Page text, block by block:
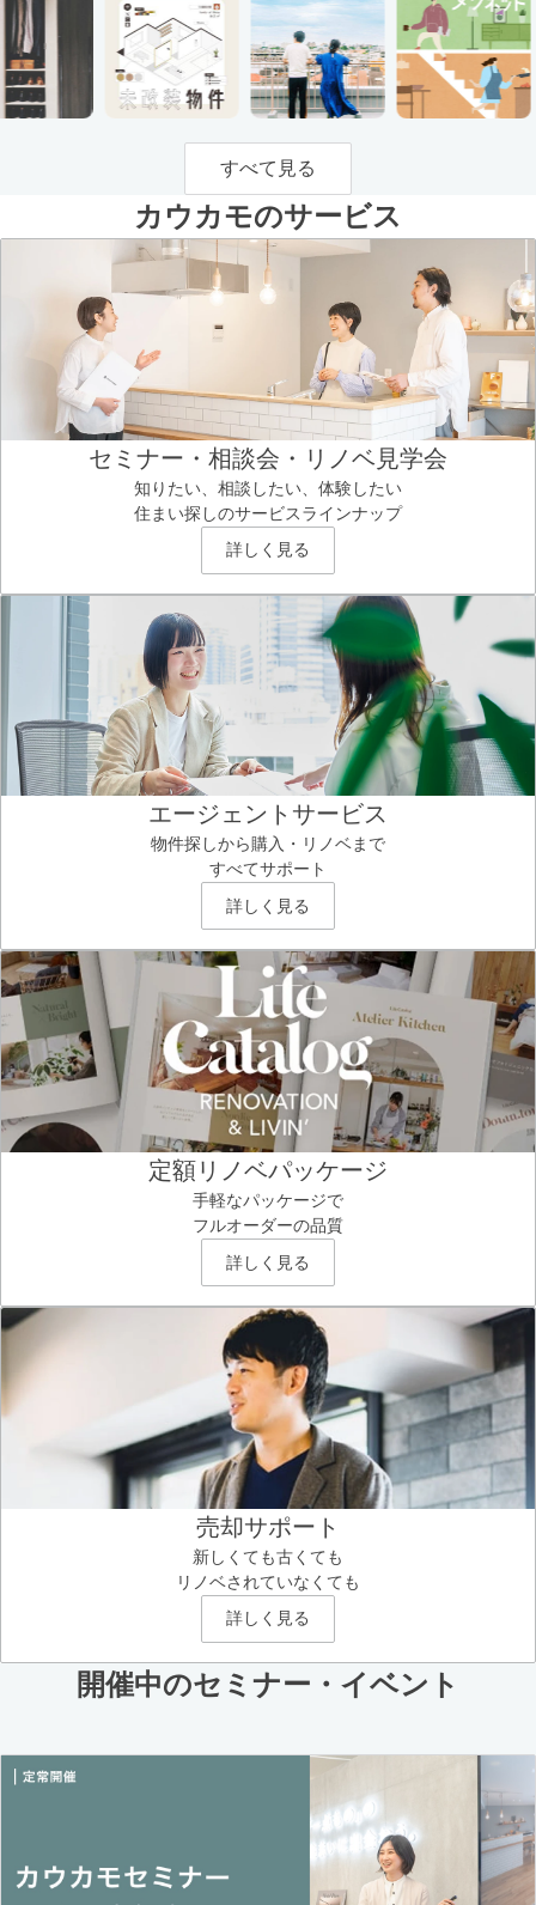
すべて見る
カウカモのサービス
セミナー・相談会・リノベ見学会
知りたい、相談したい、体験したい
住まい探しのサービスラインナップ
詳しく見る
エージェントサービス
物件探しから購入・リノベまで
すべてサポート
詳しく見る
定額リノベパッケージ
手軽なパッケージで
フルオーダーの品質
詳しく見る
売却サポート
新しくても古くても
リノベされていなくても
詳しく見る
開催中のセミナー・イベント